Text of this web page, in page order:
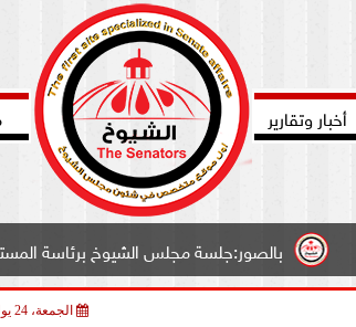
أخبار وتقارير
مجلس الشيوخ برئاسة المستشار بهاء أبو
الجمعة، 24 يوليو 2020